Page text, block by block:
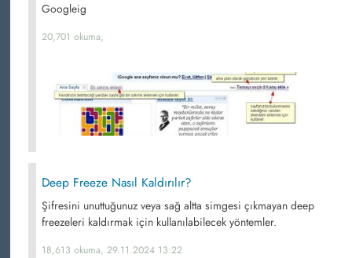
Googleig
20,701 okuma,
Deep Freeze Nasıl Kaldırılır?
Şifresini unuttuğunuz veya sağ altta simgesi çıkmayan deep
freezeleri kaldırmak için kullanılabilecek yöntemler.
18,613 okuma, 29.11.2024 13:22